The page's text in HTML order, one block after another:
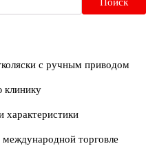
с ручным приводом
клинику
характеристики
торговле